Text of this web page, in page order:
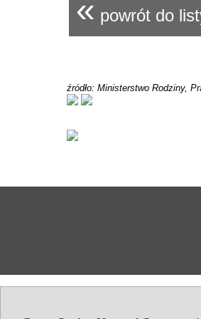
« powrót do
źródło: Ministerstwo Rodziny,